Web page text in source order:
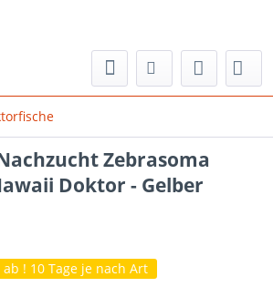
Zebrasoma
Doktor - Gelber
! 10 Tage je nach Art